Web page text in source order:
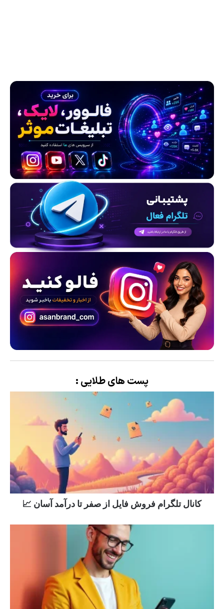
پست های طلایی :
کانال تلگرام فروش فایل از صفر تا درآمد آسان 📈